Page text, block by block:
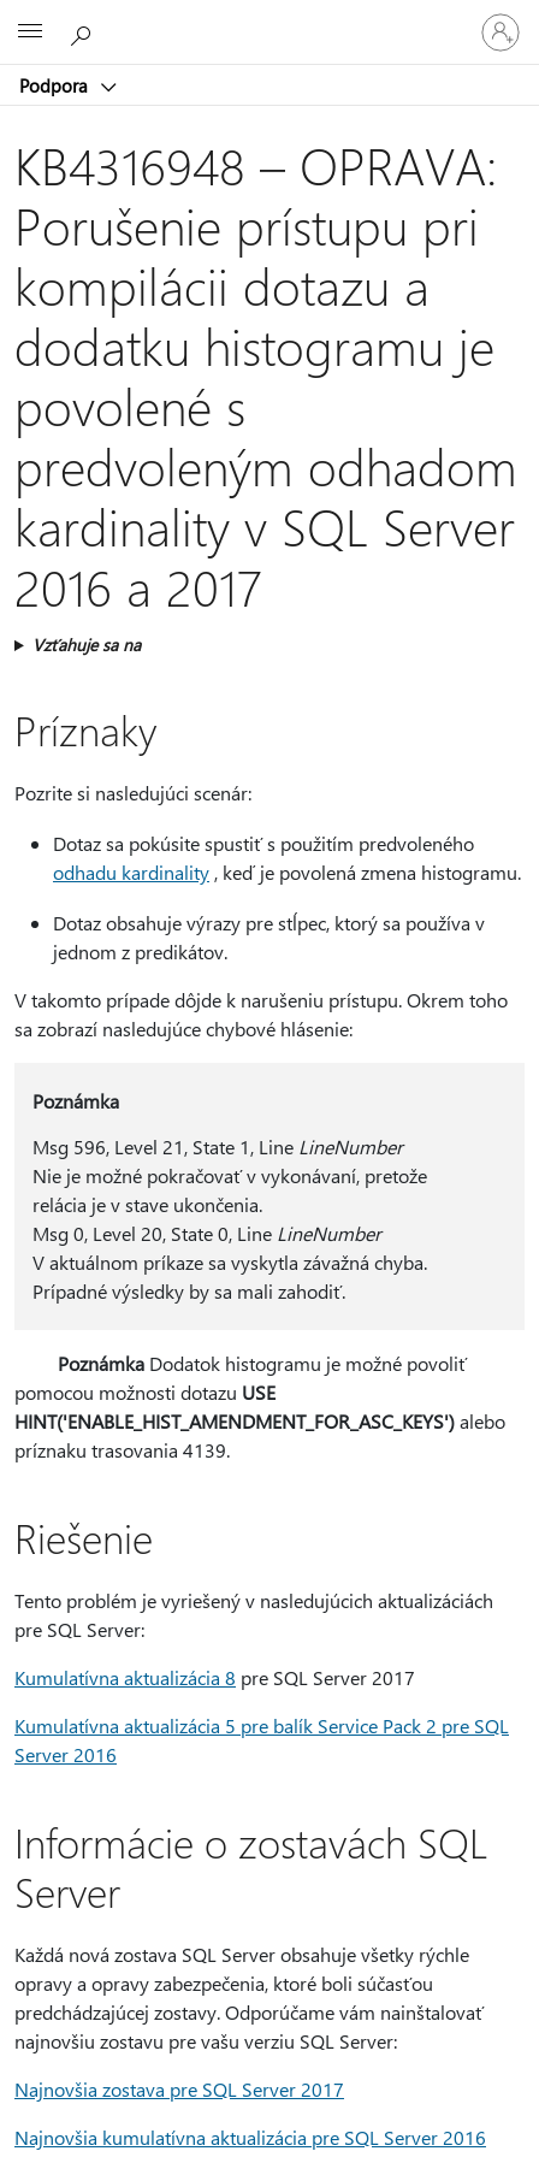
Podpora
Prihláste
sa
k
kontu
KB4316948 – OPRAVA:
Porušenie prístupu pri
kompilácii dotazu a
dodatku histogramu je
povolené s
predvoleným odhadom
kardinality v SQL Server
2016 a 2017
Vzťahuje sa na
Príznaky
Pozrite si nasledujúci scenár:
Dotaz sa pokúsite spustiť s použitím predvoleného
odhadu kardinality , keď je povolená zmena histogramu.
Dotaz obsahuje výrazy pre stĺpec, ktorý sa používa v
jednom z predikátov.
V takomto prípade dôjde k narušeniu prístupu. Okrem toho
sa zobrazí nasledujúce chybové hlásenie:
Poznámka
Msg 596, Level 21, State 1, Line LineNumber
Nie je možné pokračovať v vykonávaní, pretože
relácia je v stave ukončenia.
Msg 0, Level 20, State 0, Line LineNumber
V aktuálnom príkaze sa vyskytla závažná chyba.
Prípadné výsledky by sa mali zahodiť.
Poznámka Dodatok histogramu je možné povoliť
pomocou možnosti dotazu USE
HINT('ENABLE_HIST_AMENDMENT_FOR_ASC_KEYS')alebo
príznaku trasovania 4139.
Riešenie
Tento problém je vyriešený v nasledujúcich aktualizáciách
pre SQL Server:
Kumulatívna aktualizácia 8 pre SQL Server 2017
Kumulatívna aktualizácia 5 pre balík Service Pack 2 pre SQL
Server 2016
Informácie o zostavách SQL
Server
Každá nová zostava SQL Server obsahuje všetky rýchle
opravy a opravy zabezpečenia, ktoré boli súčasťou
predchádzajúcej zostavy. Odporúčame vám nainštalovať
najnovšiu zostavu pre vašu verziu SQL Server:
Najnovšia zostava pre SQL Server 2017
Najnovšia kumulatívna aktualizácia pre SQL Server 2016